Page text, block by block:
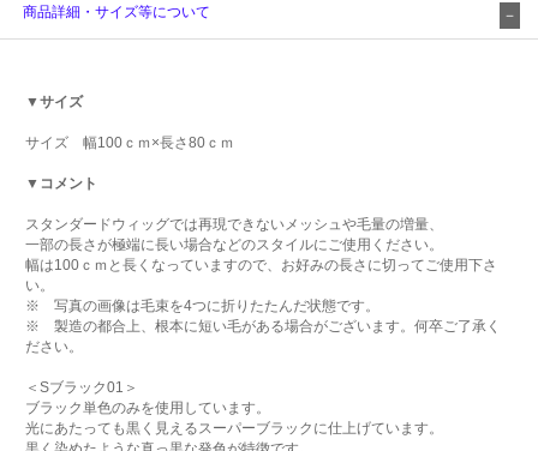
商品詳細・サイズ等について
▼サイズ
サイズ 幅100ｃｍ×長さ80ｃｍ
▼コメント
スタンダードウィッグでは再現できないメッシュや毛量の増量、
一部の長さが極端に長い場合などのスタイルにご使用ください。
幅は100ｃｍと長くなっていますので、お好みの長さに切ってご使用下さ
い。
※ 写真の画像は毛束を4つに折りたたんだ状態です。
※ 製造の都合上、根本に短い毛がある場合がございます。何卒ご了承く
ださい。
＜Sブラック01＞
ブラック単色のみを使用しています。
光にあたっても黒く見えるスーパーブラックに仕上げています。